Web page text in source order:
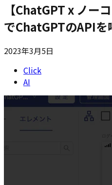
【ChatGPT x ノ
でChatGPTのAPIを
2023年3月5日
Click
AI